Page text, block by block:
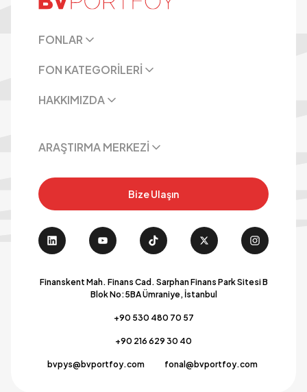
FONLAR
FON KATEGORİLERİ
HAKKIMIZDA
ARAŞTIRMA MERKEZİ
Bize Ulaşın
Finanskent Mah. Finans Cad. Sarphan Finans Park Sitesi B
Blok No:5BA Ümraniye, İstanbul
+90 530 480 70 57
+90 216 629 30 40
bvpys@bvportfoy.com fonal@bvportfoy.com